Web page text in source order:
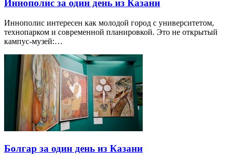
Иннополис за один день из Казани
Иннополис интересен как молодой город с университетом,
технопарком и современной планировкой. Это не открытый
кампус-музей:…
Болгар за один день из Казани